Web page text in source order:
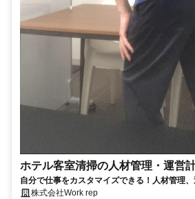
ホテル客室清掃の人材管理・運営
自分で仕事をカスタマイズできる！人材管理、
株式会社Work rep